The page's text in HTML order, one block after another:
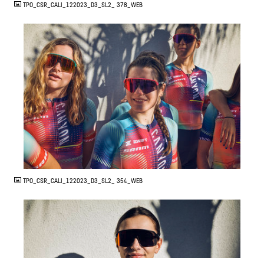
TPO_CSR_CALI_122023_D3_SL2_ 378_WEB
JPG
TPO_CSR_CALI_122023_D3_SL2_ 354_WEB